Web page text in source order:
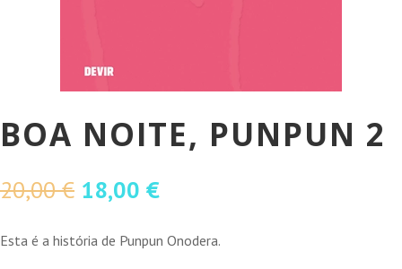
BOA NOITE, PUNPUN 2
20,00€ O
original
18,00 €O
atual
Esta é a história de Punpun Onodera.